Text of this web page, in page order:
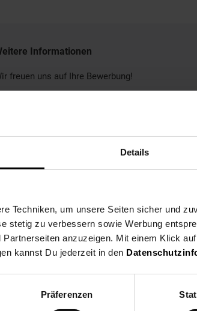
Details
Techniken, um unsere Seiten sicher und
stetig zu verbessern sowie Werbung
anzuzeigen. Mit einem Klick
kannst Du jederzeit in den
Präferenzen
Informationen
freuen uns auf Ihre Bewerbung!
Bewerben per Formular
im Textverlauf die männliche Form der